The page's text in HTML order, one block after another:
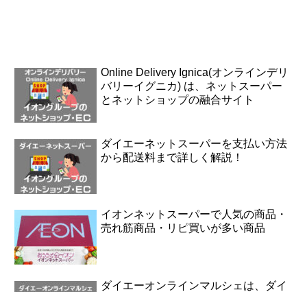
Online Delivery Ignica(オンラインデリ
バリーイグニカ) は、ネットスーパー
とネットショップの融合サイト
ダイエーネットスーパーを支払い方法
から配送料まで詳しく解説！
イオンネットスーパーで人気の商品・
売れ筋商品・リピ買いが多い商品
ダイエーオンラインマルシェは、ダイ